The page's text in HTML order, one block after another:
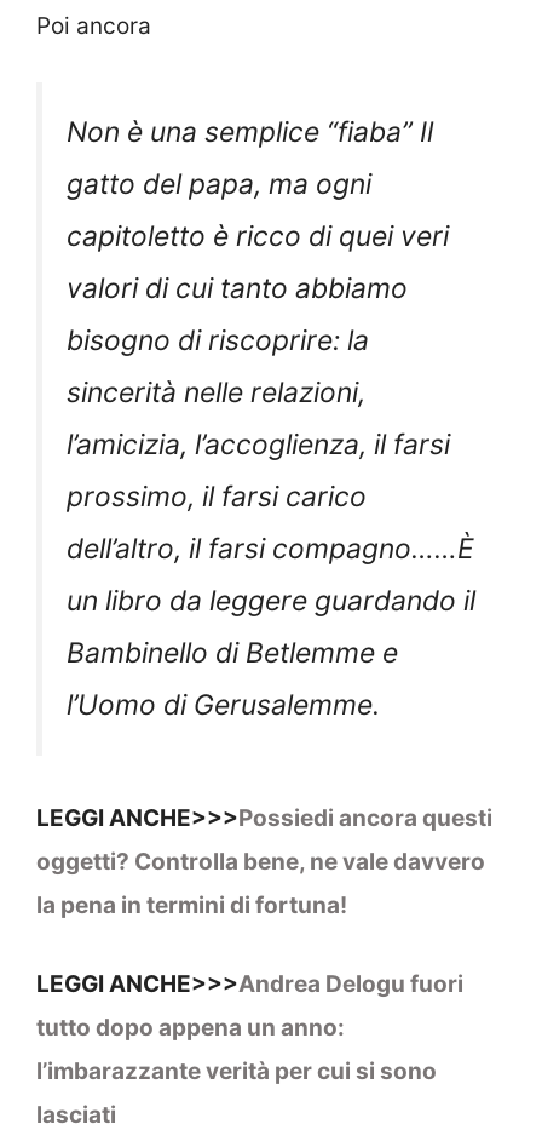
Poi ancora
Non è una semplice “fiaba” Il
gatto del papa, ma ogni
capitoletto è ricco di quei veri
valori di cui tanto abbiamo
bisogno di riscoprire: la
sincerità nelle relazioni,
l’amicizia, l’accoglienza, il farsi
prossimo, il farsi carico
dell’altro, il farsi compagno……È
un libro da leggere guardando il
Bambinello di Betlemme e
l’Uomo di Gerusalemme.
LEGGI ANCHE>>>Possiedi ancora questi
oggetti? Controlla bene, ne vale davvero
la pena in termini di fortuna!
LEGGI ANCHE>>>Andrea Delogu fuori
tutto dopo appena un anno:
l’imbarazzante verità per cui si sono
lasciati